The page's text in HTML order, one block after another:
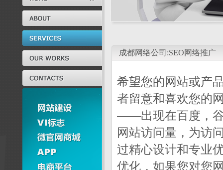
成都网络公司:SEO网络推广
希望您的网站或产
者留意和喜欢您的
——出现在百度，谷
网站访问量，为访
过精心设计和专业
优化，如果您对您